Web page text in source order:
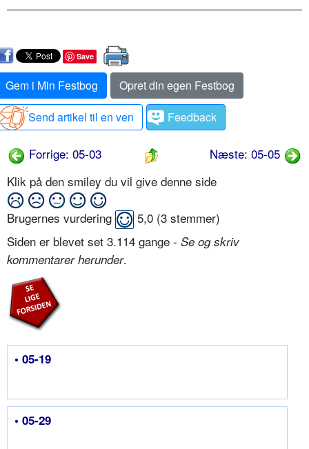
Save
Gem i Min Festbog
Opret din egen Festbog
Send artikel til en ven
Feedback
Forrige: 05-03
Næste: 05-05
Klik på den smiley du vil give denne side
Brugernes vurdering 5,0 (3 stemmer)
Siden er blevet set 3.114 gange - Se og skriv
kommentarer herunder.
• 05-19
• 05-29